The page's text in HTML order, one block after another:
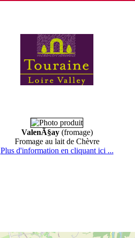
ValenÃ§ay(fromage)
Fromage au lait de Chèvre
Plus d'information en cliquant ici ...